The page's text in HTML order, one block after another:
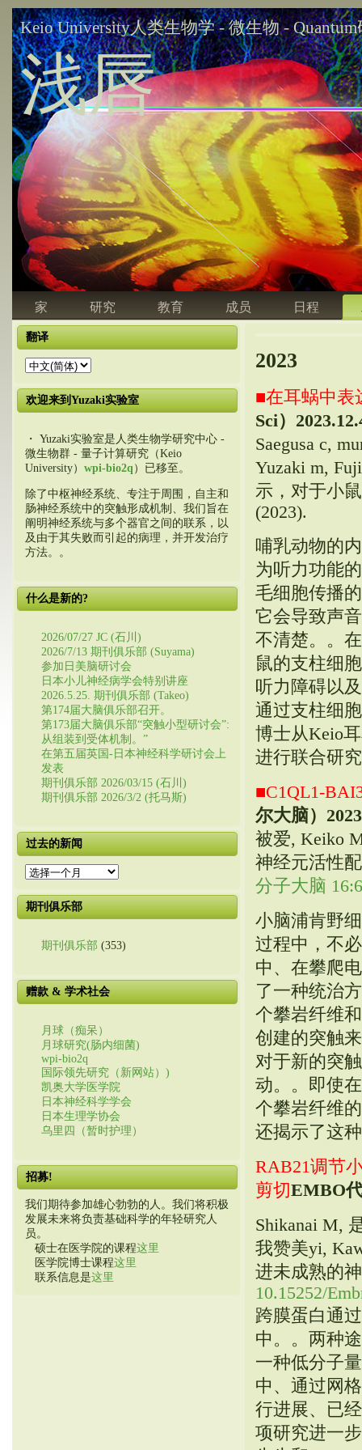
Keio University人类生物学 - 微生物 -
浅唇
家 研究 教育 成员 日程
翻译
欢迎来到Yuzaki实验室
・ Yuzaki实验室是人类生物学研究中心 -
微生物群 - 量子计算研究（Keio
University） wpi-bio2q ）已移至。
除了中枢神经系统、专注于周围，自主和
肠神经系统中的突触形成机制、我们旨在
阐明神经系统与多个器官之间的联系，以
及由于其失败而引起的病理，并开发治疗
方法。。
什么是新的?
2026/07/27 JC (石川)
2026/7/13 期刊俱乐部 (Suyama)
参加日美脑研讨会
日本小儿神经病学会特别讲座
2026.5.25. 期刊俱乐部 (Takeo)
第174届大脑俱乐部召开。
第173届大脑俱乐部“突触小型研讨会”:
从组装到受体机制。”
在第五届英国-日本神经科学研讨会上
发表
期刊俱乐部 2026/03/15 (石川)
期刊俱乐部 2026/3/2 (托马斯)
过去的新闻
过
的
新
期刊俱乐部
期刊俱乐部 (353)
赠款 & 学术社会
月球（痴呆）
月球研究(肠内细菌)
wpi-bio2q
国际领先研究（新网站）)
凯奥大学医学院
日本神经科学学会
日本生理学协会
乌里四（暂时护理）
招募!
我们期待参加雄心勃勃的人。我们将积极
发展未来将负责基础科学的年轻研究人
员。
硕士在医学院的课程这里
医学院博士课程这里
联系信息是这里
2023
■在耳蜗中表
Sci）
Saegusa c,
Yuzaki m,
示，对于小
(2023).
哺乳动物的
为听力功能
毛细胞传播
它会导致声
不清楚。。
鼠的支柱细
听力障碍以
通过支柱细
博士从Keio
进行联合研
■C1QL1-
尔大脑）
被爱, Keiko
神经元活性
分子大脑
小脑浦肯野
过程中，不
中、在攀爬
了一种统治
个攀岩纤维
创建的突触
对于新的突
动。。即使
个攀岩纤维
还揭示了这
RAB21调节
剪切EMBO
Shikanai M,
我赞美yi,
进未成熟的
10.15252/
跨膜蛋白通
中。。两种
一种低分子
中、通过网
行进展、已
项研究进一